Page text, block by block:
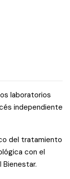
laboratorios
independiente
del tratamiento
con el
Bienestar.